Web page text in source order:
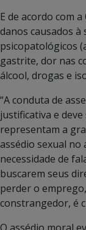
E de acordo com
danos causados à
psicopatológicos
gastrite, dor nas
álcool, drogas e
“A conduta de
justificativa e
representam a
assédio sexual
necessidade de
buscarem seus
perder o
constrangedor, é
O assédio moral